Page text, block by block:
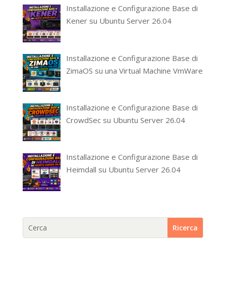
Installazione e Configurazione Base di
Kener su Ubuntu Server 26.04
Installazione e Configurazione Base di
ZimaOS su una Virtual Machine VmWare
Installazione e Configurazione Base di
CrowdSec su Ubuntu Server 26.04
Installazione e Configurazione Base di
Heimdall su Ubuntu Server 26.04